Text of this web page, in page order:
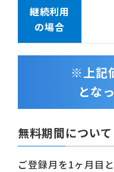
継続利用
の場合
※上記
とな
無料期間について
ご登録月を1ヶ月目